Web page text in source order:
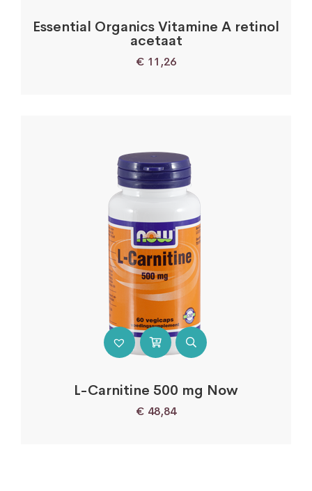
Essential Organics Vitamine A retinol
acetaat
€ 11,26
L-Carnitine 500 mg Now
€ 48,84